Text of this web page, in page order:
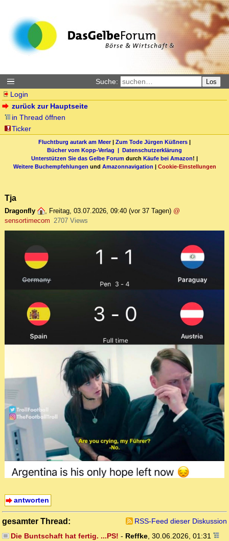
Suche: Los
Login
zurück zur Hauptseite
in Thread öffnen
Ticker
Fluchtburg autark am Meer| Zum Tode Jürgen Küßners |
Bücher vom Kopp-Verlag | Datenschutzerklärung
Unterstützen Sie das Gelbe Forum durch Käufe bei Amazon! |
Weitere Buchempfehlungen und Amazonnavigation | Cookie-Einstellungen
Tja
Dragonfly , Freitag, 03.07.2026, 09:40 (vor 37 Tagen) @
sensortimecom 2707 Views
antworten
gesamter Thread:
RSS-Feed dieser Diskussion
Die Buntschaft hat fertig. ...PS! - Reffke, 30.06.2026, 01:31